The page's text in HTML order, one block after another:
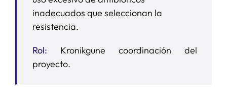
inadecuados que seleccionan la
resistencia.
Rol: Kronikgune coordinación del
proyecto.